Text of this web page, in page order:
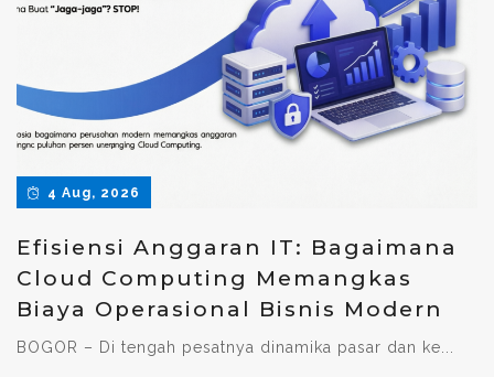
4 Aug, 2026
Efisiensi Anggaran IT: Bagaimana
Cloud Computing Memangkas
Biaya Operasional Bisnis Modern
BOGOR – Di tengah pesatnya dinamika pasar dan ke...